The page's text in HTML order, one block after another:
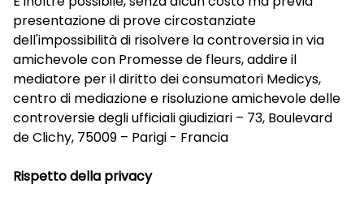
presentazione di prove circostanziate
dell'impossibilità di risolvere la controversia in via
amichevole con Promesse de fleurs, addire il
mediatore per il diritto dei consumatori Medicys,
centro di mediazione e risoluzione amichevole delle
controversie degli ufficiali giudiziari – 73, Boulevard
de Clichy, 75009 – Parigi - Francia
Rispetto della privacy